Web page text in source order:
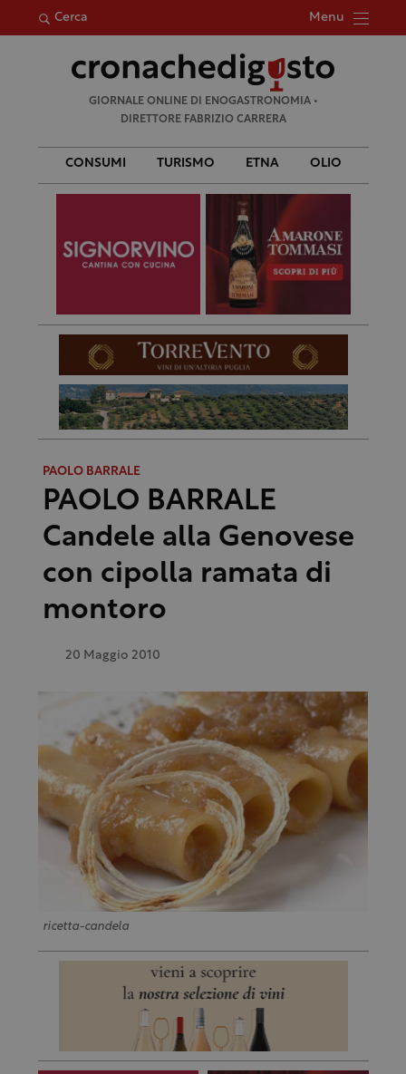
Cerca Menu
per:
GIORNALE ONLINE DI ENOGASTRONOMIA •
DIRETTORE FABRIZIO CARRERA
CONSUMI TURISMO ETNA OLIO
PAOLO BARRALE
PAOLO BARRALE
Candele alla Genovese
con cipolla ramata di
montoro
20 Maggio 2010
ricetta-candela